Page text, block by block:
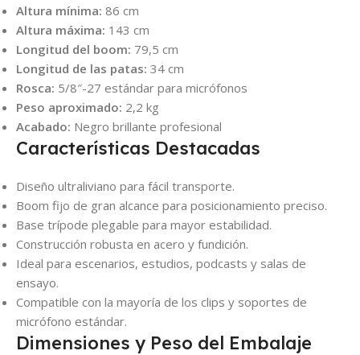
Altura mínima: 86 cm
Altura máxima: 143 cm
Longitud del boom: 79,5 cm
Longitud de las patas: 34 cm
Rosca: 5/8″-27 estándar para micrófonos
Peso aproximado: 2,2 kg
Acabado: Negro brillante profesional
Características Destacadas
Diseño ultraliviano para fácil transporte.
Boom fijo de gran alcance para posicionamiento preciso.
Base trípode plegable para mayor estabilidad.
Construcción robusta en acero y fundición.
Ideal para escenarios, estudios, podcasts y salas de
ensayo.
Compatible con la mayoría de los clips y soportes de
micrófono estándar.
Dimensiones y Peso del Embalaje